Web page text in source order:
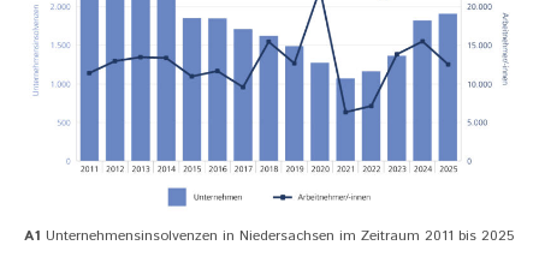
A1 Unternehmensinsolvenzen in Niedersachsen im Zeitraum 2011 bis 2025